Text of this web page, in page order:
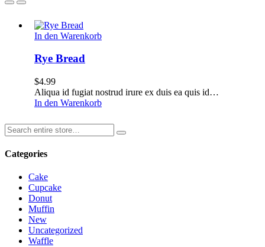
Rye
In den Warenkorb
Rye Bread
$4.99
Aliqua id fugiat nostrud irure ex duis ea quis id…
In den Warenkorb
Categories
Cake
Cupcake
Donut
Muffin
New
Uncategorized
Waffle